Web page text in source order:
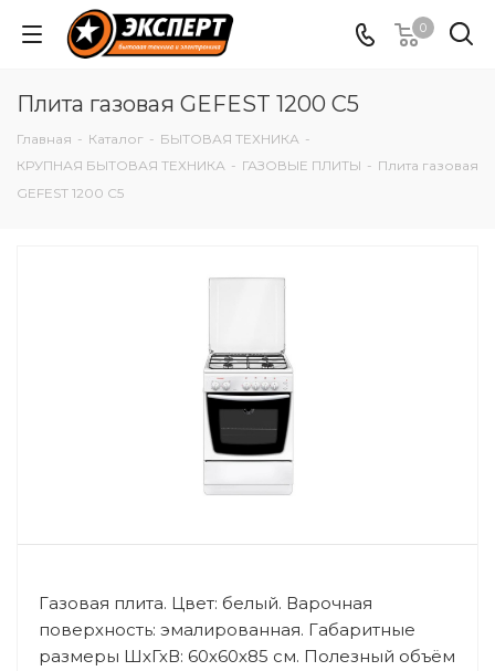
0
Плита газовая GEFEST 1200 С5
Главная - Каталог - БЫТОВАЯ ТЕХНИКА -
КРУПНАЯ БЫТОВАЯ ТЕХНИКА - ГАЗОВЫЕ ПЛИТЫ - Плита газовая
GEFEST 1200 С5
Газовая плита. Цвет: белый. Варочная
поверхность: эмалированная. Габаритные
размеры ШхГхВ: 60х60х85 см. Полезный объём